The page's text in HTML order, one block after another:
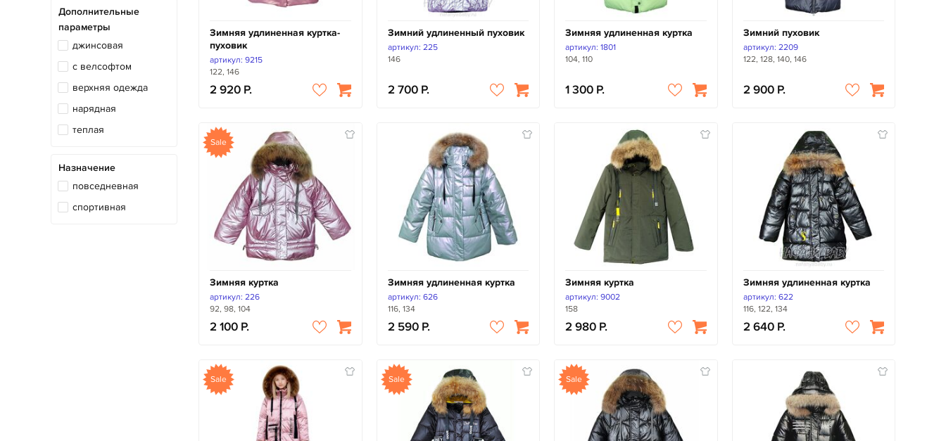
Дополнительные
параметры
джинсовая
с велсофтом
верхняя одежда
нарядная
теплая
Назначение
повседневная
спортивная
Зимняя удлиненная куртка-
пуховик
артикул: 9215
122, 146
2 920
Зимний удлиненный пуховик
артикул: 225
146
2 700
Зимняя удлиненная куртка
артикул: 1801
104, 110
1 300
Зимний пуховик
артикул: 2209
122, 128, 140, 146
2 900
Sale
Зимняя куртка
артикул: 226
92, 98, 104
2 100
Зимняя удлиненная куртка
артикул: 626
116, 134
2 590
Зимняя куртка
артикул: 9002
158
2 980
Зимняя удлиненная куртка
артикул: 622
116, 122, 134
2 640
Sale Sale Sale